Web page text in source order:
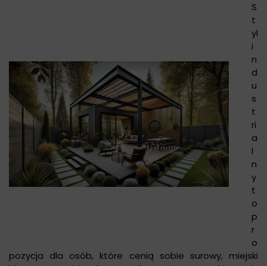
S
t
yl
i
n
d
u
s
t
ri
a
l
n
y
t
o
p
r
o
pozycja dla osób, które cenią sobie surowy, miejski